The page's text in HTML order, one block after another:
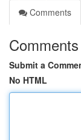
Comments
Comments
Submit a
No HTML